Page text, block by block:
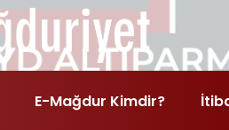
E-Mağdur Kimdir?